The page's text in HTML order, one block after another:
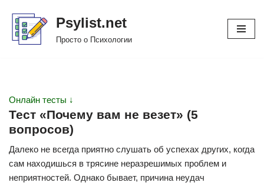
Перейти
Psylist.net
Просто о Психологии
Онлайн тесты ↓
Тест «Почему вам не везет» (5
вопросов)
Далеко не всегда приятно слушать об успехах других, когда
сам находишься в трясине неразрешимых проблем и
неприятностей. Однако бывает, причина неудач